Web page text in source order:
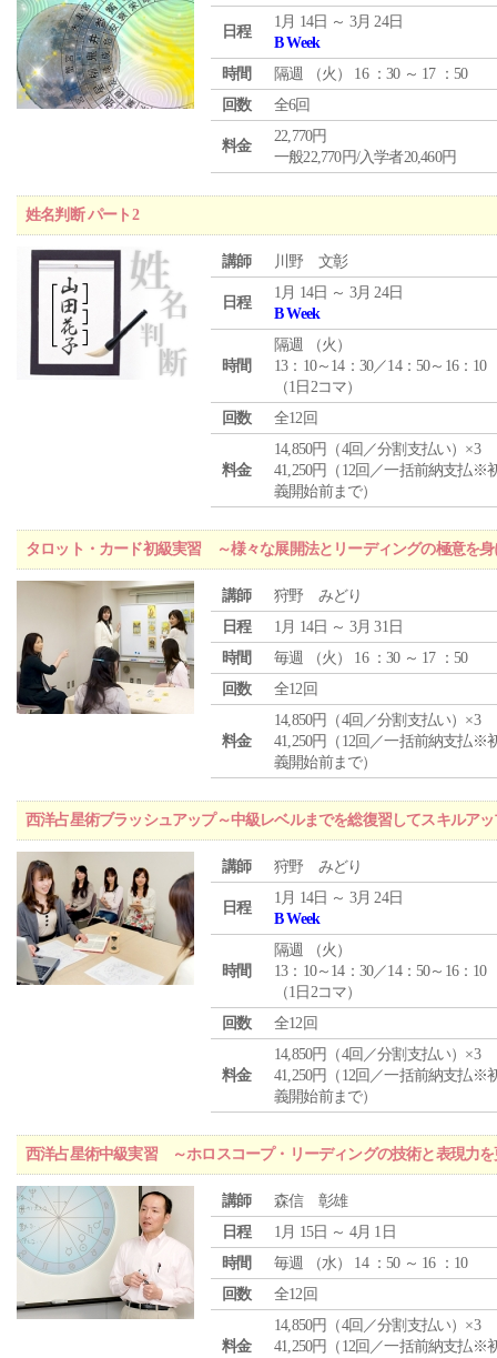
日程
1月 14日 ～ 3月 24日
B Week
時間
隔週 （火 ） 16 ：30 ～ 17 ：50
回数
全6回
料金
22,770円
一般22,770円/入学者20,460円
姓名判断 パート2
講師 川野 文彰
日程
1月 14日 ～ 3月 24日
B Week
時間
隔週 （火 ）
13：10～14：30／14：50～16：10
（1日2コマ）
回数
全12回
料金
14,850円（4回／分割支払い）×3
41,250円（12回／一括前納支払※
義開始前まで）
タロット・カード初級実習 ～様々な展開法とリーディングの極意を身
講師
狩野 みどり
日程
1月 14日 ～ 3月 31日
時間
毎週 （火 ） 16 ：30 ～ 17 ：50
回数
全12回
料金
14,850円（4回／分割支払い）×3
41,250円（12回／一括前納支払※
義開始前まで）
西洋占星術ブラッシュアップ～中級レベルまでを総復習してスキルア
講師 狩野 みどり
日程
1月 14日 ～ 3月 24日
B Week
時間
隔週 （火 ）
13：10～14：30／14：50～16：10
（1日2コマ）
回数
全12回
料金
14,850円（4回／分割支払い）×3
41,250円（12回／一括前納支払※
義開始前まで）
西洋占星術中級実習 ～ホロスコープ・リーディングの技術と表現力
講師
森信 彰雄
日程
1月 15日 ～ 4月 1日
時間
毎週 （水） 14 ：50 ～ 16 ：10
回数
全12回
料金
14,850円（4回／分割支払い）×3
41,250円（12回／一括前納支払※